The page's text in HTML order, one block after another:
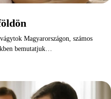
Magyarországon, számos
bemutatjuk…